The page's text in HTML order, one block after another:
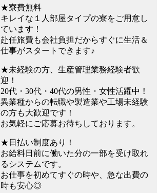
★寮費無料
キレイな１人部屋タイプの寮をご用意し
ています！
赴任旅費も会社負担だからすぐに生活＆
仕事がスタートできます♪
★未経験の方、生産管理業務経験者歓
迎！
20代・30代・40代の男性・女性活躍中！
異業種からの転職や製造業や工場未経験
の方も大歓迎です！
お気軽にご応募お待ちしております。
★日払い制度あり！
お給料日前に働いた分の一部を受け取れ
るシステムです。
お仕事を初めてすぐの時や、急な出費の
時も安心◎